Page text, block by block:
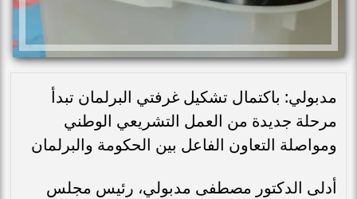
مدبولي: باكتمال تشكيل غرفتي البرلمان تبدأ
مرحلة جديدة من العمل التشريعي الوطني
ومواصلة التعاون الفاعل بين الحكومة والبرلمان
أدلى الدكتور مصطفى مدبولي، رئيس مجلس